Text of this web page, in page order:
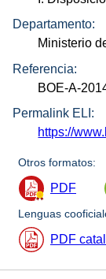
Departamento:
Ministerio
Referencia:
BOE-A-
Permalink ELI:
https://
Otros formatos:
PDF
Lenguas
PDF